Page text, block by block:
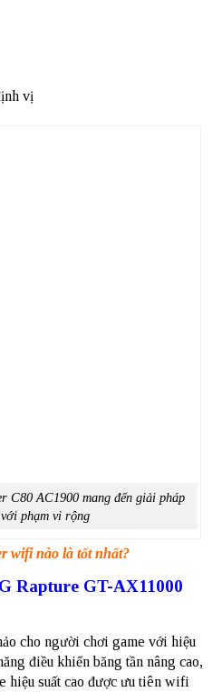
vị
C80 AC1900 mang đến giải pháp
phạm vi rộng
wifi nào là tốt nhất?
Rapture GT-AX11000
cho người chơi game với hiệu
điều khiển băng tần nâng cao,
hiệu suất cao được ưu tiên wifi